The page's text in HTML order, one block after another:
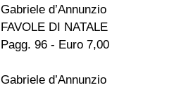
Gabriele d’Annunzio
FAVOLE DI NATALE
Pagg. 96 - Euro 7,00
Gabriele d’Annunzio